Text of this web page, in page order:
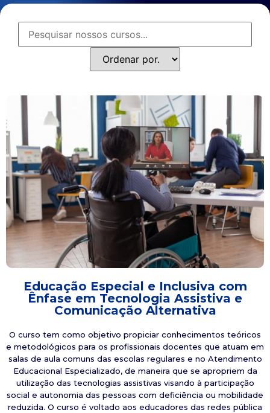
Educação Especial e Inclusiva com
Ênfase em Tecnologia Assistiva e
Comunicação Alternativa
O curso tem como objetivo propiciar conhecimentos teóricos
e metodológicos para os profissionais docentes que atuam em
salas de aula comuns das escolas regulares e no Atendimento
Educacional Especializado, de maneira que se apropriem da
utilização das tecnologias assistivas visando à participação
social e autonomia das pessoas com deficiência ou mobilidade
reduzida. O curso é voltado aos educadores das redes pública